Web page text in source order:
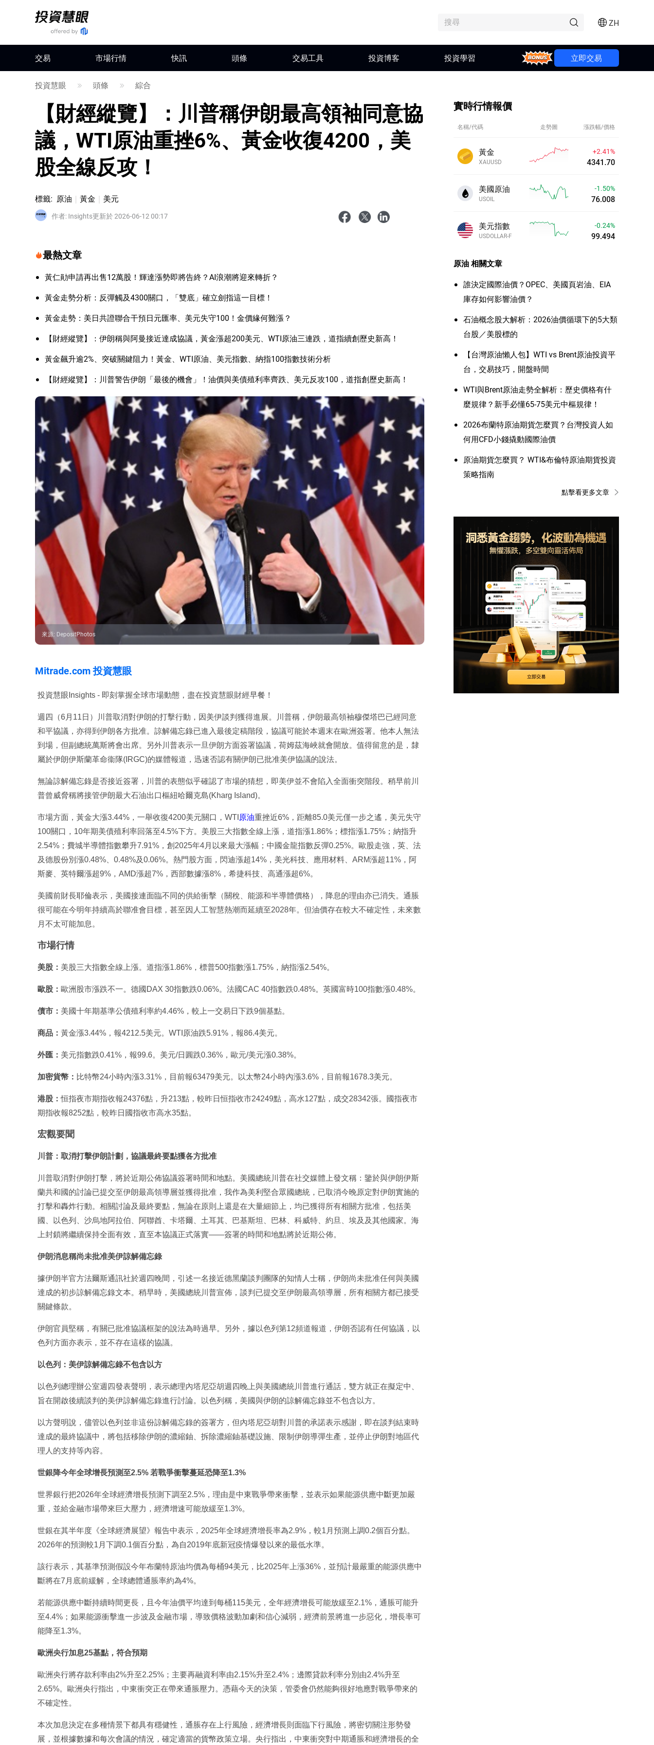
ZH
交易 市場行情 快訊 頭條 交易工具 投資博客 投資學習 Bonus 立即交易
投資慧眼 頭條 綜合
【財經縱覽】：川普稱伊朗最高領袖同意協
議，WTI原油重挫6%、黃金收復4200，美
股全線反攻！
標籤: 原油 黃金 美元
作者: Insights更新於 2026-06-12 00:17
最熱文章
黃仁勛申請再出售12萬股！輝達漲勢即將告終？AI浪潮將迎來轉折？
黃金走勢分析：反彈觸及4300關口，「雙底」確立劍指這一目標！
黃金走勢：美日共證聯合干預日元匯率、美元失守100！金價緣何難漲？
【財經縱覽】：伊朗稱與阿曼接近達成協議，黃金漲超200美元、WTI原油三連跌，道指續創歷史新高！
黃金飆升逾2%、突破關鍵阻力！黃金、WTI原油、美元指數、納指100指數技術分析
【財經縱覽】：川普警告伊朗「最後的機會」！油價與美債殖利率齊跌、美元反攻100，道指創歷史新高！
來源: DepositPhotos
Mitrade.com 投資慧眼
投資慧眼Insights - 即刻掌握全球市場動態，盡在投資慧眼財經早餐！
週四（6月11日）川普取消對伊朗的打擊行動，因美伊談判獲得進展。川普稱，伊朗最高領袖穆傑塔巴已經同意
和平協議，亦得到伊朗各方批准。諒解備忘錄已進入最後定稿階段，協議可能於本週末在歐洲簽署。他本人無法
到場，但副總統萬斯將會出席。另外川普表示一旦伊朗方面簽署協議，荷姆茲海峽就會開放。值得留意的是，隸
屬於伊朗伊斯蘭革命衞隊(IRGC)的媒體報道，迅速否認有關伊朗已批准美伊協議的說法。
無論諒解備忘錄是否接近簽署，川普的表態似乎確認了市場的猜想，即美伊並不會陷入全面衝突階段。稍早前川
普曾威脅稱將接管伊朗最大石油出口樞紐哈爾克島(Kharg Island)。
市場方面，黃金大漲3.44%，一舉收復4200美元關口，WTI 原油重挫近6%，距離85.0美元僅一步之遙，美元失守
100關口，10年期美債殖利率回落至4.5%下方。美股三大指數全線上漲，道指漲1.86%；標指漲1.75%；納指升
2.54%；費城半導體指數攀升7.91%，創2025年4月以來最大漲幅；中國金龍指數反彈0.25%。歐股走強，英、法
及德股份別漲0.48%、0.48%及0.06%。熱門股方面，閃迪漲超14%，美光科技、應用材料、ARM漲超11%，阿
斯麥、英特爾漲超9%，AMD漲超7%，西部數據漲8%，希捷科技、高通漲超6%。
美國前財長耶倫表示，美國接連面臨不同的供給衝擊（關稅、能源和半導體價格），降息的理由亦已消失。通脹
很可能在今明年持續高於聯准會目標，甚至因人工智慧熱潮而延續至2028年。但油價存在較大不確定性，未來數
月不太可能加息。
市場行情
美股： 美股三大指數全線上漲。道指漲1.86%，標普500指數漲1.75%，納指漲2.54%。
歐股： 歐洲股市漲跌不一。德國DAX 30指數跌0.06%。法國CAC 40指數跌0.48%。英國富時100指數漲0.48%。
債市： 美國十年期基準公債殖利率約4.46%，較上一交易日下跌9個基點。
商品： 黃金漲3.44%，報4212.5美元。WTI原油跌5.91%，報86.4美元。
外匯： 美元指數跌0.41%，報99.6。美元/日圓跌0.36%，歐元/美元漲0.38%。
加密貨幣： 比特幣24小時內漲3.31%，目前報63479美元。以太幣24小時內漲3.6%，目前報1678.3美元。
港股：恒指夜市期指收報24376點，升213點，較昨日恒指收市24249點，高水127點，成交28342張。國指夜市
期指收報8252點，較昨日國指收市高水35點。
宏觀要聞
川普：取消打擊伊朗計劃，協議最終要點獲各方批准
川普取消對伊朗打擊，將於近期公佈協議簽署時間和地點。美國總統川普在社交媒體上發文稱：鑒於與伊朗伊斯
蘭共和國的討論已提交至伊朗最高領導層並獲得批准，我作為美利堅合眾國總統，已取消今晚原定對伊朗實施的
打擊和轟炸行動。相關討論及最終要點，無論在原則上還是在大量細節上，均已獲得所有相關方批准，包括美
國、以色列、沙烏地阿拉伯、阿聯酋、卡塔爾、土耳其、巴基斯坦、巴林、科威特、約旦、埃及及其他國家。海
上封鎖將繼續保持全面有效，直至本協議正式落實——簽署的時間和地點將於近期公佈。
伊朗消息稱尚未批准美伊諒解備忘錄
據伊朗半官方法爾斯通訊社於週四晚間，引述一名接近德黑蘭談判團隊的知情人士稱，伊朗尚未批准任何與美國
達成的初步諒解備忘錄文本。稍早時，美國總統川普宣佈，談判已提交至伊朗最高領導層，所有相關方都已接受
關鍵條款。
伊朗官員堅稱，有關已批准協議框架的說法為時過早。另外，據以色列第12頻道報道，伊朗否認有任何協議，以
色列方面亦表示，並不存在這樣的協議。
以色列：美伊諒解備忘錄不包含以方
以色列總理辦公室週四發表聲明，表示總理內塔尼亞胡週四晚上與美國總統川普進行通話，雙方就正在擬定中、
旨在開啟後續談判的美伊諒解備忘錄進行討論。以色列稱，美國與伊朗的諒解備忘錄並不包含以方。
以方聲明說，儘管以色列並非這份諒解備忘錄的簽署方，但內塔尼亞胡對川普的承諾表示感謝，即在談判結束時
達成的最終協議中，將包括移除伊朗的濃縮鈾、拆除濃縮鈾基礎設施、限制伊朗導彈生產，並停止伊朗對地區代
理人的支持等內容。
世銀降今年全球增長預測至2.5% 若戰爭衝擊蔓延恐降至1.3%
世界銀行把2026年全球經濟增長預測下調至2.5%，理由是中東戰爭帶來衝擊，並表示如果能源供應中斷更加嚴
重，並給金融市場帶來巨大壓力，經濟增速可能放緩至1.3%。
世銀在其半年度《全球經濟展望》報告中表示，2025年全球經濟增長率為2.9%，較1月預測上調0.2個百分點。
2026年的預測較1月下調0.1個百分點，為自2019年底新冠疫情爆發以來的最低水準。
該行表示，其基準預測假設今年布蘭特原油均價為每桶94美元，比2025年上漲36%，並預計最嚴重的能源供應中
斷將在7月底前緩解，全球總體通脹率約為4%。
若能源供應中斷持續時間更長，且今年油價平均達到每桶115美元，全年經濟增長可能放緩至2.1%，通脹可能升
至4.4%；如果能源衝擊進一步波及金融市場，導致價格波動加劇和信心減弱，經濟前景將進一步惡化，增長率可
能降至1.3%。
歐洲央行加息25基點，符合預期
歐洲央行將存款利率由2%升至2.25%；主要再融資利率由2.15%升至2.4%；邊際貸款利率分別由2.4%升至
2.65%。歐洲央行指出，中東衝突正在帶來通脹壓力。憑藉今天的決策，管委會仍然能夠很好地應對戰爭帶來的
不確定性。
本次加息決定在多種情景下都具有穩健性，通脹存在上行風險，經濟增長則面臨下行風險，將密切關注形勢發
展，並根據數據和每次會議的情況，確定適當的貨幣政策立場。央行指出，中東衝突對中期通脹和經濟增長的全
實時行情報價
名稱/代碼 走勢圖 漲跌幅/價格
黃金
XAUUSD
+2.41%
4341.70
美國原油
USOIL
-1.50%
76.008
美元指數
USDOLLAR-F
-0.24%
99.494
原油相關文章
誰決定國際油價？OPEC、美國頁岩油、EIA
庫存如何影響油價？
石油概念股大解析：2026油價循環下的5大類
台股／美股標的
【台灣原油懶人包】WTI vs Brent原油投資平
台，交易技巧，開盤時間
WTI與Brent原油走勢全解析：歷史價格有什
麼規律？新手必懂65-75美元中樞規律！
2026布蘭特原油期貨怎麼買？台灣投資人如
何用CFD小錢撬動國際油價
原油期貨怎麼買？ WTI&布倫特原油期貨投資
策略指南
點擊看更多文章